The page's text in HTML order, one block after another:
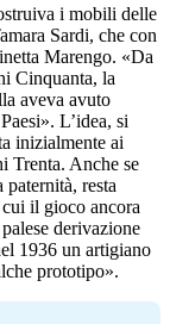
i mobili delle
Sardi, che con
Marengo. «Da
Cinquanta, la
aveva avuto
L’idea, si
inizialmente ai
Trenta. Anche se
resta
il gioco ancora
derivazione
1936 un artigiano
prototipo».